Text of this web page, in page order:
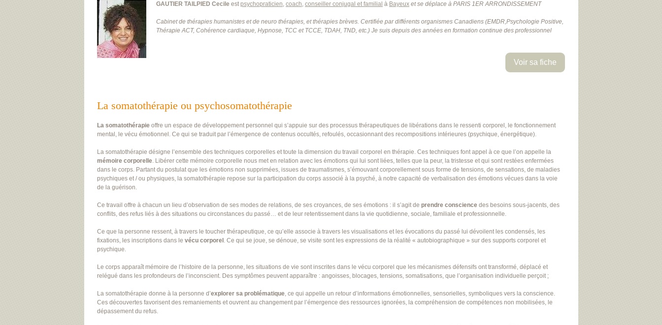
GAUTIER TAILPIED Cecile estpsychopraticien, coach, conseiller conjugal et familial à Bayeux et se déplace à PARIS 1ER ARRONDISSEMENT
Cabinet de thérapies humanistes et de neuro thérapies, et thérapies brèves. Certifiée par différents organismes Canadiens (EMDR,Psychologie Positive,
Thérapie ACT, Cohérence cardiaque, Hypnose, TCC et TCCE, TDAH, TND, etc.) Je suis depuis des années en formation continue des professionnel
Voir sa fiche
La somatothérapie ou psychosomatothérapie
La somatothérapie offre un espace de développement personnel qui s’appuie sur des processus thérapeutiques de libérations dans le ressenti corporel, le fonctionnement
mental, le vécu émotionnel. Ce qui se traduit par l’émergence de contenus occultés, refoulés, occasionnant des recompositions intérieures (psychique, énergétique).
La somatothérapie désigne l’ensemble des techniques corporelles et toute la dimension du travail corporel en thérapie. Ces techniques font appel à ce que l’on appelle la
mémoire corporelle. Libérer cette mémoire corporelle nous met en relation avec les émotions qui lui sont liées, telles que la peur, la tristesse et qui sont restées enfermées
dans le corps. Partant du postulat que les émotions non supprimées, issues de traumatismes, s’émouvant corporellement sous forme de tensions, de sensations, de maladies
psychiques et / ou physiques, la somatothérapie repose sur la participation du corps associé à la psyché, à notre capacité de verbalisation des émotions vécues dans la voie
de la guérison.
Ce travail offre à chacun un lieu d’observation de ses modes de relations, de ses croyances, de ses émotions : il s’agit de prendre conscience des besoins sous-jacents, des
conflits, des refus liés à des situations ou circonstances du passé… et de leur retentissement dans la vie quotidienne, sociale, familiale et professionnelle.
Ce que la personne ressent, à travers le toucher thérapeutique, ce qu’elle associe à travers les visualisations et les évocations du passé lui dévoilent les condensés, les
fixations, les inscriptions dans le vécu corporel . Ce qui se joue, se dénoue, se visite sont les expressions de la réalité « autobiographique » sur des supports corporel et
psychique.
Le corps apparaît mémoire de l’histoire de la personne, les situations de vie sont inscrites dans le vécu corporel que les mécanismes défensifs ont transformé, déplacé et
relégué dans les profondeurs de l’inconscient. Des symptômes peuvent apparaître : angoisses, blocages, tensions, somatisations, que l’organisation individuelle perçoit ;
La somatothérapie donne à la personne d’explorer sa problématique, ce qui appelle un retour d’informations émotionnelles, sensorielles, symboliques vers la conscience.
Ces découvertes favorisent des remaniements et ouvrent au changement par l’émergence des ressources ignorées, la compréhension de compétences non mobilisées, le
dépassement du refus.